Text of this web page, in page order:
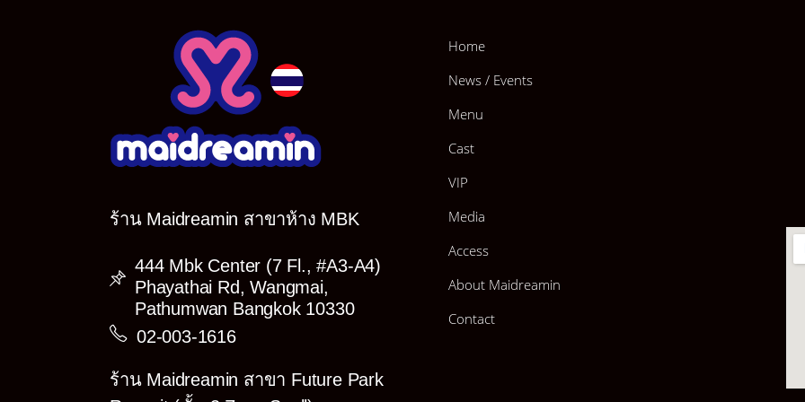
Minene
Momiji
Piyo
Rika
Ririna
Ruri
Umaru
Yurika
(อาจมีรายชื่อ Cast บางคนติดภารกิจที่ดินแดนของตัวเอง ทำให้ไม่ได้ถ่ายในอีเว้นท์นี้ ต้องขออภัย
>>ขนาดรูปและราคา<<<
Photo!
2) 8″×12″ ราคาใบละ 230.- (มีทั้งหมด 2 แบบ)
ร้าน Maidreamin สาขาห้าง MBK
444 Mbk Center (7 Fl., #A3-A4)
Phayathai Rd, Wangmai,
Pathumwan Bangkok 10330
02-003-1616
ร้าน Maidreamin สาขา Future Park
Home
News / Events
Menu
Cast
VIP
Media
Access
About Maidreamin
Contact